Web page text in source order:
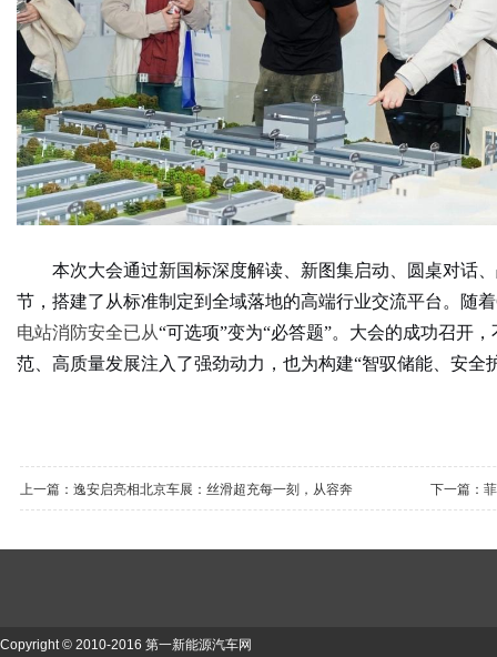
本次大会通过新国标深度解读、新图集启动、圆桌对话
节，搭建了从标准制定到全域落地的高端行业交流平台。随着
电站消防安全已从“可选项”变为“必答题”。 大会的成功召开
范、高质量发展注入了强劲动力，也为构建“智驭储能、安全
上一篇： 逸安启亮相北京车展：丝滑超充每一刻，从容奔 下一篇：
Copyright © 2010-2016 第一新能源汽车网